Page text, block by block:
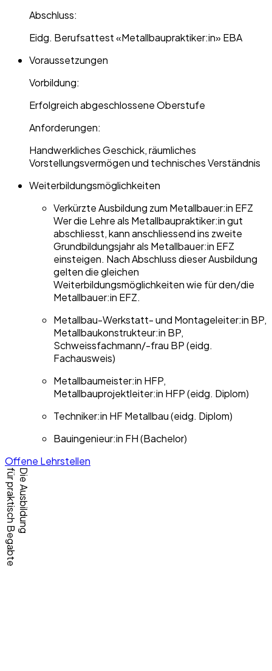
Abschluss:
Eidg. Berufsattest «Metallbaupraktiker:in» EBA
Voraussetzungen
Vorbildung:
Erfolgreich abgeschlossene Oberstufe
Anforderungen:
Handwerkliches Geschick, räumliches
Vorstellungsvermögen und technisches Verständnis
Weiterbildungsmöglichkeiten
Verkürzte Ausbildung zum Metallbauer:in EFZ
Wer die Lehre als Metallbaupraktiker:in gut
abschliesst, kann anschliessend ins zweite
Grundbildungsjahr als Metallbauer:in EFZ
einsteigen. Nach Abschluss dieser Ausbildung
gelten die gleichen
Weiterbildungsmöglichkeiten wie für den/die
Metallbauer:in EFZ.
Metallbau-Werkstatt- und Montageleiter:in BP,
Metallbaukonstrukteur:in BP,
Schweissfachmann/-frau BP (eidg.
Fachausweis)
Metallbaumeister:in HFP,
Metallbauprojektleiter:in HFP (eidg. Diplom)
Techniker:in HF Metallbau (eidg. Diplom)
Bauingenieur:in FH (Bachelor)
Offene Lehrstellen
Die Ausbildung
für praktisch Begabte